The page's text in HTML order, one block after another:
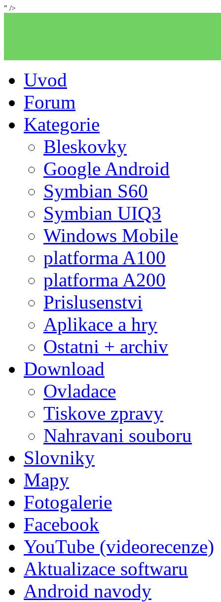
" />
Uvod
Forum
Kategorie
Bleskovky
Google Android
Symbian S60
Symbian UIQ3
Windows Mobile
platforma A100
platforma A200
Prislusenstvi
Aplikace a hry
Ostatni + archiv
Download
Ovladace
Tiskove zpravy
Nahravani souboru
Slovniky
Mapy
Fotogalerie
Facebook
YouTube (videorecenze)
Aktualizace softwaru
Android navody